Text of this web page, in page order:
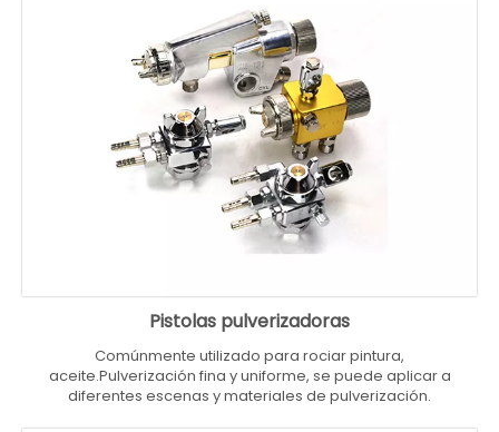
Pistolas pulverizadoras
Comúnmente utilizado para rociar pintura,
aceite.Pulverización fina y uniforme, se puede aplicar a
diferentes escenas y materiales de pulverización.